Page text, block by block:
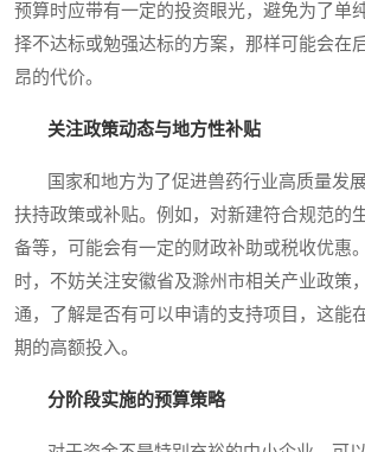
预算时应带有一定的投资眼光，避免为了单
择不达标或勉强达标的方案，那样可能会在
昂的代价。
关注政策动态与地方性补贴
国家和地方为了促进兽药行业高质量发
扶持政策或补贴。例如，对新建符合规范的
备等，可能会有一定的财政补助或税收优惠
时，不妨关注安徽省及滁州市相关产业政策
通，了解是否有可以申请的支持项目，这能
期的高额投入。
分阶段实施的预算策略